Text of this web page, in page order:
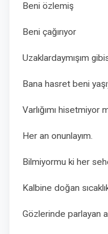
Beni özlemiş
Beni çağırıyor
Uzaklardaymışım
Bana hasret beni
Varlığımı hisetmiyor
Her an onunlayım.
Bilmiyormu ki her
Kalbine doğan
Gözlerinde parlayan